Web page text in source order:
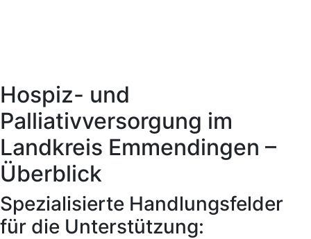
Hospiz- und
Palliativversorgung im
Landkreis Emmendingen –
Überblick
Spezialisierte Handlungsfelder
für die Unterstützung: